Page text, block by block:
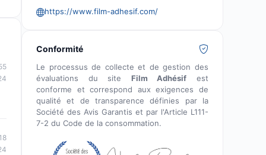
https://www.film-adhesif.com/
Conformité
Le processus de collecte et de gestion des
évaluations du site Film Adhésif est
conforme et correspond aux exigences de
qualité et de transparence définies par la
Société des Avis Garantis et par l'Article L111-
7-2 du Code de la consommation.